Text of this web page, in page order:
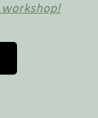
workshop!